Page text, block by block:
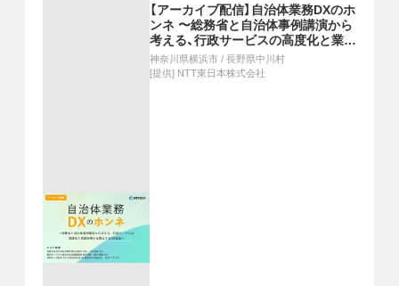
【アーカイブ配信】自治体業務DXのホ
ンネ 〜総務省と自治体事例講演から
考える、行政サービスの高度化と業務
効率化を両立するDX推進〜
神奈川県横浜市 / 長野県中川村
[提供] NTT東日本株式会社